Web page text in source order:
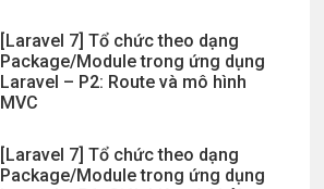
[Laravel 7] Tổ chức theo dạng
Package/Module trong ứng dụng
Laravel – P2: Route và mô hình
MVC
[Laravel 7] Tổ chức theo dạng
Package/Module trong ứng dụng